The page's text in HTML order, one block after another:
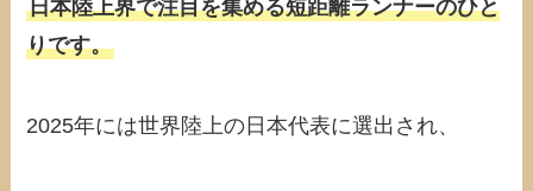
日本陸上界で注目を集める短距離ランナーのひと
りです。
2025年には世界陸上の日本代表に選出され、